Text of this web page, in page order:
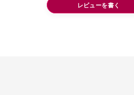
レビューを書く